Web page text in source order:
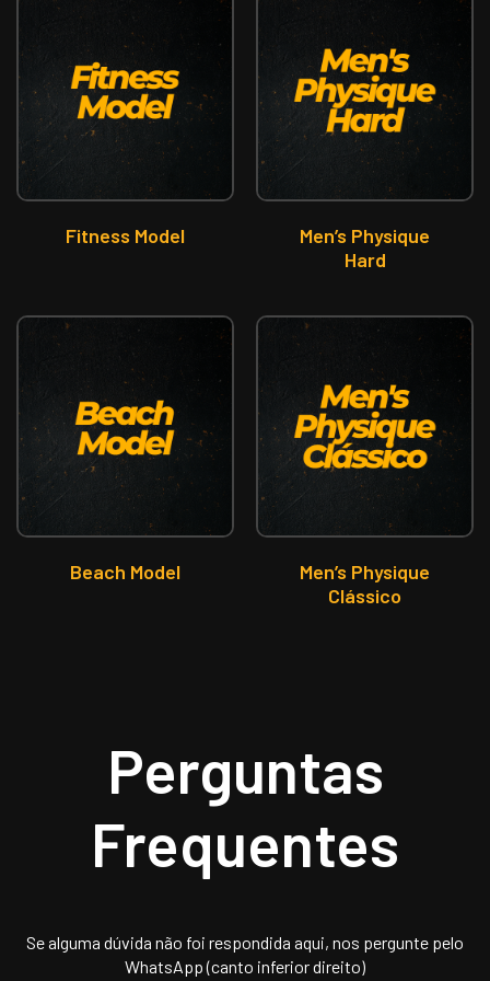
Fitness Model
Men’s Physique
Hard
Beach Model
Men’s Physique
Clássico
Perguntas
Frequentes
Se alguma dúvida não foi respondida aqui, nos pergunte pelo
WhatsApp (canto inferior direito)